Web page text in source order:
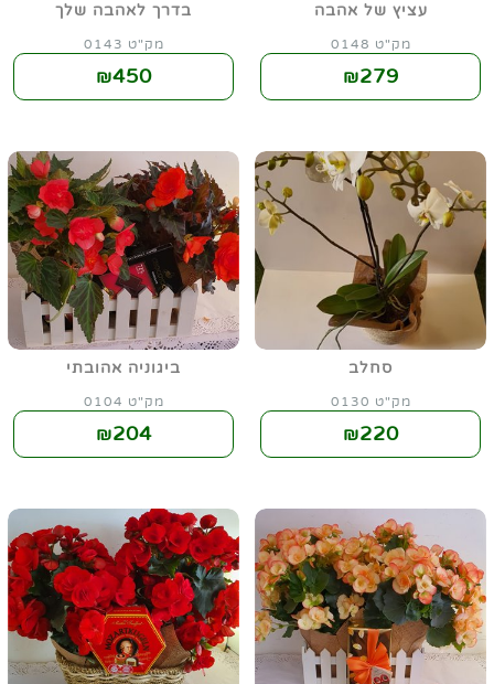
עציץ של אהבה
מק"ט 0148
₪279
בדרך לאהבה שלך
מק"ט 0143
₪450
סחלב
מק"ט 0130
₪220
ביגוניה אהובתי
מק"ט 0104
₪204